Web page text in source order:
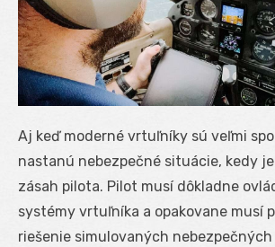
Aj keď moderné vrtuľníky sú veľmi
nastanú nebezpečné situácie, kedy
zásah pilota. Pilot musí dôkladne
systémy vrtuľníka a opakovane musí
riešenie simulovaných nebezpečných